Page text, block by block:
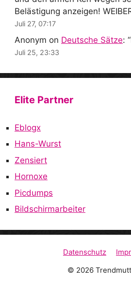
Belästigung anzeigen!
Juli 27, 07:17
Anonym on Deutsche Sätze: “
Juli 25, 23:33
Elite Partner
Eblogx
Hans-Wurst
Zensiert
Hornoxe
Picdumps
Bildschirmarbeiter
Datenschutz
© 2026